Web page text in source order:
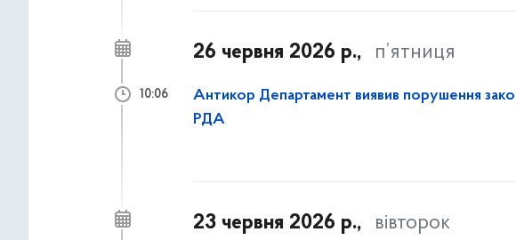
26 червня 2026 р., п’ятниця
Антикор Департамент виявив порушення
РДА
10:06
23 червня 2026 р., вівторок